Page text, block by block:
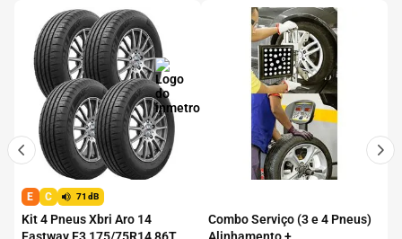
E C 71dB
Kit 4 Pneus Xbri Aro 14
Combo Serviço (3 e 4 Pneus)